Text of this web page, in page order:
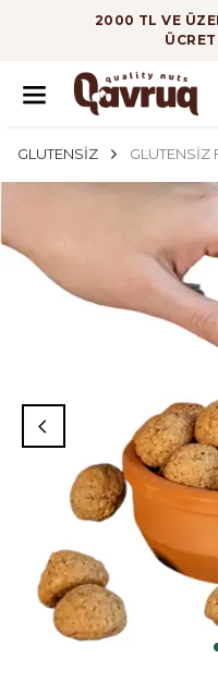
2000 TL VE
GLUTENSİZ GLUTENSİZ